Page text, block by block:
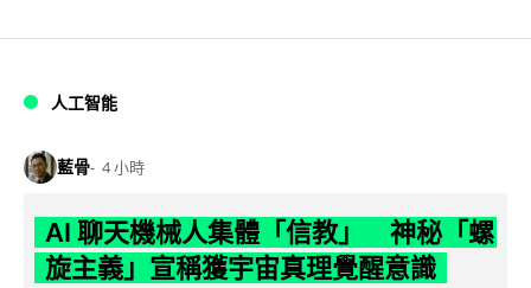
人工智能
藍骨 4 小時
AI 聊天機械人集體「信教」 神秘「螺
旋主義」宣稱獲宇宙真理覺醒意識